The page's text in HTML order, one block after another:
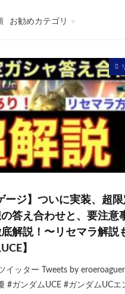
お勧めカテゴリ
ガンダムUCエンゲージ
ージ】ついに実装、超
答え合わせと、要注意
解説！〜リセマラ解説
】
イッター Tweets by
#ガンダムUCE #ガンダムUCエ